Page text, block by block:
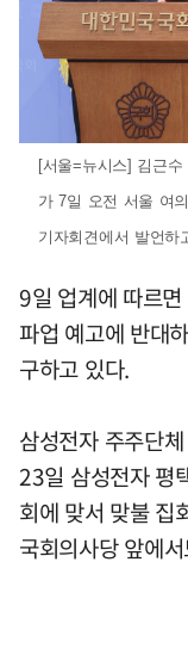
[서울=뉴시스] 김근
가 7일 오전 서울 여
기자회견에서 발언하
9일 업계에 따르
파업 예고에 반대
구하고 있다.
삼성전자 주주단
23일 삼성전자 평
회에 맞서 맞불 집
국회의사당 앞에